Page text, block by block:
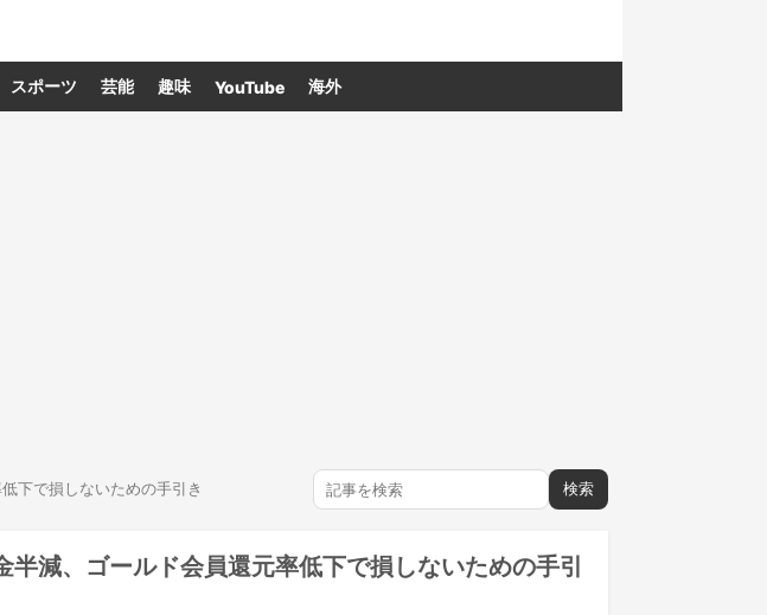
スポーツ 芸能 趣味 YouTube 海外
下で損しないための手引き 検索
減、ゴールド会員還元率低下で損しないための手引